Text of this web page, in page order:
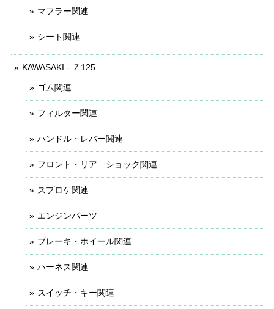
マフラー関連
シート関連
KAWASAKI - Ｚ125
ゴム関連
フィルター関連
ハンドル・レバー関連
フロント・リア ショック関連
スプロケ関連
エンジンパーツ
ブレーキ・ホイール関連
ハーネス関連
スイッチ・キー関連